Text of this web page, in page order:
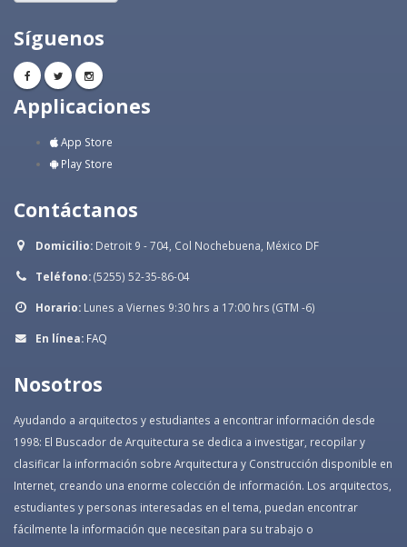
Síguenos
Applicaciones
App Store
Play Store
Contáctanos
Domicilio: Detroit 9 - 704, Col Nochebuena, México DF
Teléfono:(5255) 52-35-86-04
Horario: Lunes a Viernes 9:30 hrs a 17:00 hrs (GTM -6)
En línea: FAQ
Nosotros
Ayudando a arquitectos y estudiantes a encontrar información desde
1998: El Buscador de Arquitectura se dedica a investigar, recopilar y
clasificar la información sobre Arquitectura y Construcción disponible en
Internet, creando una enorme colección de información. Los arquitectos,
estudiantes y personas interesadas en el tema, puedan encontrar
fácilmente la información que necesitan para su trabajo o